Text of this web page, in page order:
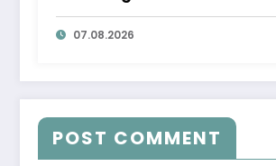
07.08.2026
POST COMMENT